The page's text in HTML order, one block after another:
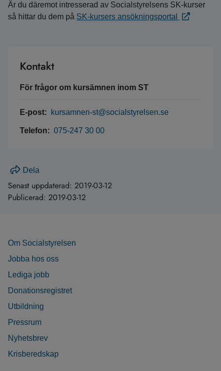
Är du däremot intresserad av Socialstyrelsens SK-kurser
så hittar du dem på SK-kursers ansökningsportal
Kontakt
För frågor om kursämnen inom ST
E-post: kursamnen-st@socialstyrelsen.se
Telefon: 075-247 30 00
Dela
Senast uppdaterad: 2019-03-12
Publicerad: 2019-03-12
Om Socialstyrelsen
Jobba hos oss
Lediga jobb
Donationsregistret
Utbildning
Pressrum
Nyhetsbrev
Krisberedskap